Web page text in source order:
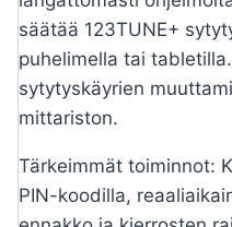
säätää 123TUNE+
puhelimella tai
sytytyskäyrien
mittariston.
Tärkeimmät toiminnot:
PIN-koodilla,